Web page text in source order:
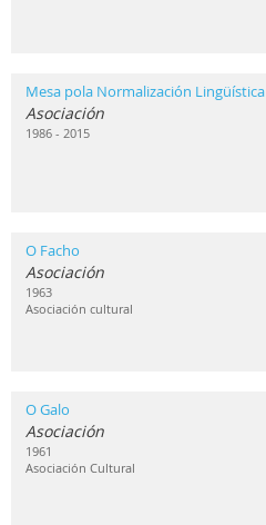
Mesa pola Normalización Lingüística
Asociación
1986 - 2015
O Facho
Asociación
1963
Asociación cultural
O Galo
Asociación
1961
Asociación Cultural